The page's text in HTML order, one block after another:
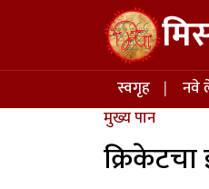
Skip to main content
Main
स्वगृह नवे
मुख्य पान